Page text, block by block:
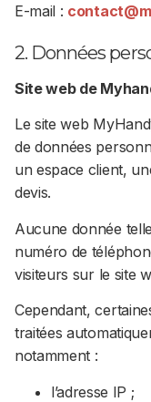
E-mail :
2. Données
Site web de
Le site web
de données
un espace client,
devis.
Aucune donnée
numéro de
visiteurs sur le site
Cependant,
traitées
notamment :
l’adresse IP ;